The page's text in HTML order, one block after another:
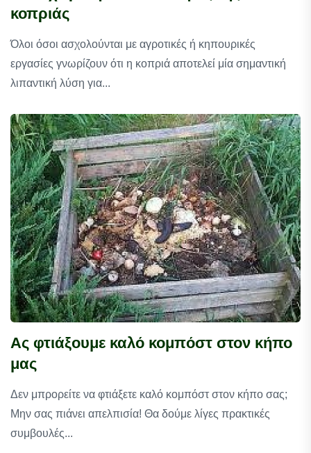
κοπριάς
Όλοι όσοι ασχολούνται με αγροτικές ή κηπουρικές
εργασίες γνωρίζουν ότι η κοπριά αποτελεί μία σημαντική
λιπαντική λύση για...
Ας φτιάξουμε καλό κομπόστ στον κήπο
μας
Δεν μπρορείτε να φτιάξετε καλό κομπόστ στον κήπο σας;
Μην σας πιάνει απελπισία! Θα δούμε λίγες πρακτικές
συμβουλές...